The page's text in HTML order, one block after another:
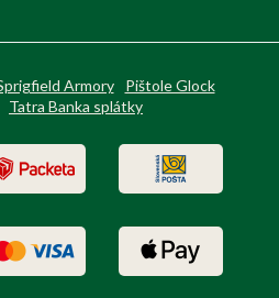
Armory
Pištole Glock
Tatra Banka splátky